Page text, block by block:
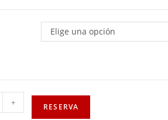
Elige una opción
+ RESERVA